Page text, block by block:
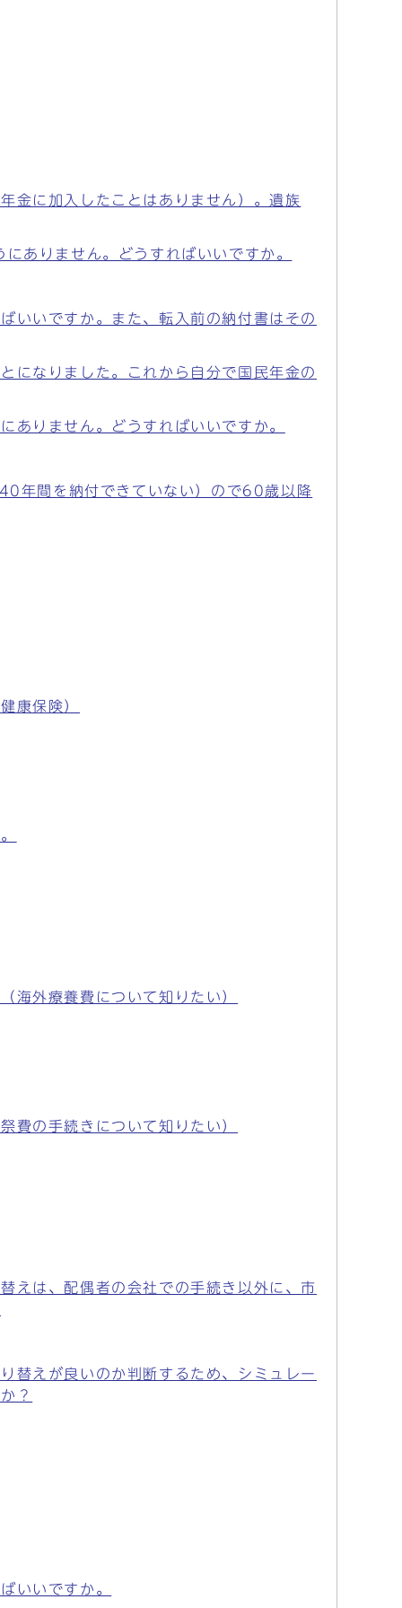
金に加入したことはありません）。遺族
ありません。どうすればいいですか。
いいですか。また、転入前の納付書はその
になりました。これから自分で国民年金の
ありません。どうすればいいですか。
年間を納付できていない）ので60歳以降
康保険）
海外療養費について知りたい）
費の手続きについて知りたい）
えは、配偶者の会社での手続き以外に、市
替えが良いのか判断するため、シミュレー
？
いいですか。